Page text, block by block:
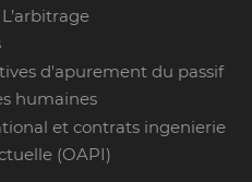
d'apurement du passif
humaines
et contrats ingenierie
(OAPI)